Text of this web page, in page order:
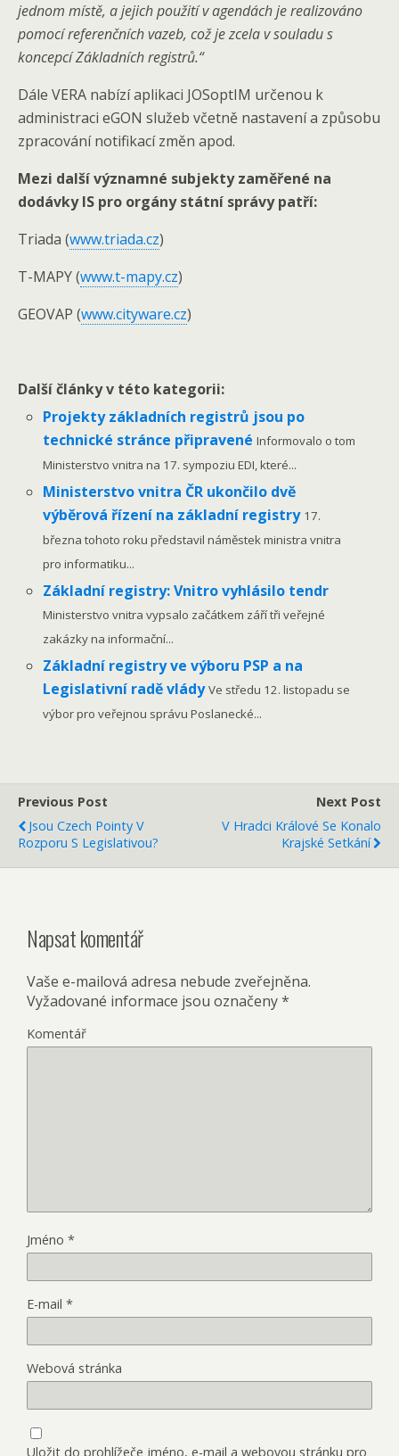
jednom místě, a jejich použití v agendách je realizováno
pomocí referenčních vazeb, což je zcela v souladu s
koncepcí Základních registrů.“
Dále VERA nabízí aplikaci JOSoptIM určenou k
administraci eGON služeb včetně nastavení a způsobu
zpracování notifikací změn apod.
Mezi další významné subjekty zaměřené na
dodávky IS pro orgány státní správy patří:
Triada (www.triada.cz)
T-MAPY (www.t-mapy.cz)
GEOVAP (www.cityware.cz)
Další články v této kategorii:
Projekty základních registrů jsou po
technické stránce připravenéInformovalo o tom
Ministerstvo vnitra na 17. sympoziu EDI, které...
Ministerstvo vnitra ČR ukončilo dvě
výběrová řízení na základní registry 17.
března tohoto roku představil náměstek ministra vnitra
pro informatiku...
Základní registry: Vnitro vyhlásilo tendr
Ministerstvo vnitra vypsalo začátkem září tři veřejné
zakázky na informační...
Základní registry ve výboru PSP a na
Legislativní radě vládyVe středu 12. listopadu se
výbor pro veřejnou správu Poslanecké...
Previous Post
Jsou Czech Pointy V
Rozporu S Legislativou?
Next Post
V Hradci Králové Se Konalo
Krajské Setkání
Napsat komentář
Vaše e-mailová adresa nebude zveřejněna.
Vyžadované informace jsou označeny*
Komentář
Jméno *
E-mail *
Webová stránka
Uložit do prohlížeče jméno, e-mail a webovou stránku pro